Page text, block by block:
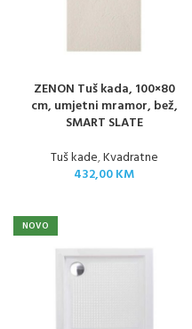
ZENON Tuš kada, 100×80
cm, umjetni mramor, bež,
SMART SLATE
Tuš kade,Kvadratne
432,00KM
NOVO